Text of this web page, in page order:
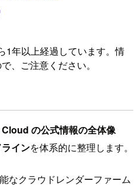
1年以上経過しています。情
、ご注意ください。
の公式情報の全体像
インを体系的に整理します。
なクラウドレンダーファーム